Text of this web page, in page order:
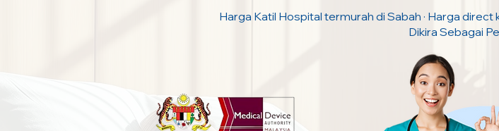
Harga Katil Hospital termurah di Sabah · Harga direct
Dikira Sebagai